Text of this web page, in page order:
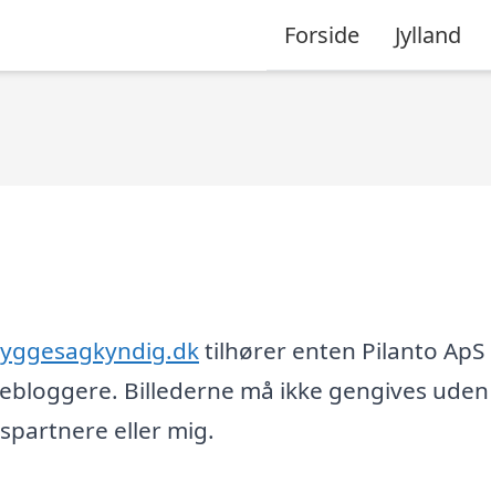
Forside Jylland
tilhører enten Pilanto ApS
Billederne må ikke gengives uden
eller mig.